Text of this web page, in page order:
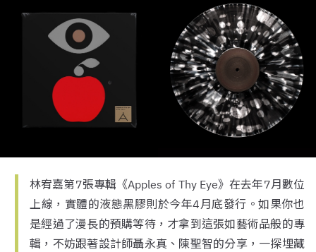
林宥嘉第7張專輯《Apples of Thy Eye》在去年7月數位
上線，實體的液態黑膠則於今年4月底發行。如果你也
是經過了漫長的預購等待，才拿到這張如藝術品般的專
輯，不妨跟著設計師聶永真、陳聖智的分享，一探埋藏